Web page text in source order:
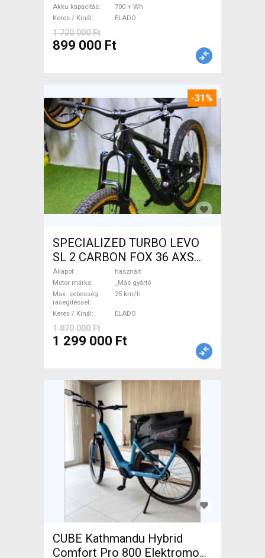
Akku kapacitás
700 + Wh
Keres / Kínál
ELADÓ
1 720 000 Ft
899 000 Ft
-31%
SPECIALIZED TURBO LEVO
SL 2 CARBON FOX 36 AXS
Elektromos Mountain Bike
össztelós / fully _Más gyártó
használt ELADÓ
Állapot
használt
Motor márka
_Más gyártó
Max. sebesség
rásegítéssel
25 km/h
Keres / Kínál ELADÓ
1 870 000 Ft
1 299 000 Ft
CUBE Kathmandu Hybrid
Comfort Pro 800 Elektromos